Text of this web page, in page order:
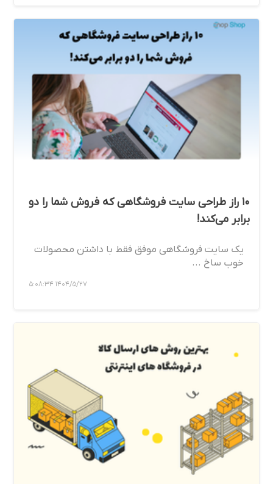
۱۰ راز طراحی سایت فروشگاهی که فروش شما را دو
برابر می‌کند!
یک سایت فروشگاهی موفق فقط با داشتن محصولات
خوب ساخ ...
1404/5/27 5:08:34